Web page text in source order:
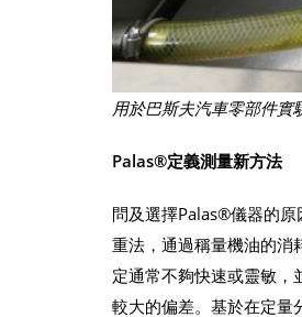
用於巴斯夫汽車零部件實
Palas®定義測量新方法
問及選擇Palas®儀器的
重法，通過稱量機油的消
定通常不夠快速或靈敏
較大的偏差。基於在定量